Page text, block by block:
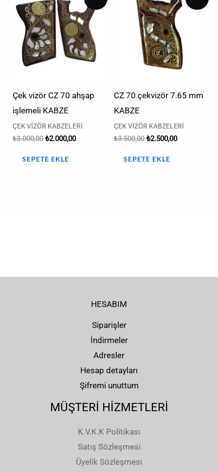
Çek vizör CZ 70 ahşap
işlemeli KABZE
ÇEK VİZÖR KABZELERİ
₺3.000,00
fiyat:
₺3.000,00.
₺2.000,00
andaki
fiyat:
₺2.000,00.
SEPETE EKLE
CZ 70 çekvizör 7.65 mm
KABZE
ÇEK VİZÖR KABZELERİ
₺3.500,00
fiyat:
₺3.500,00.
₺2.500,00
andaki
fiyat:
SEPETE EKLE
HESABIM
Siparişler
İndirmeler
Adresler
Hesap detayları
Şifremi unuttum
MÜŞTERİ HİZMETLERİ
K.V.K.K Politikası
Satış Sözleşmesi
Üyelik Sözleşmesi